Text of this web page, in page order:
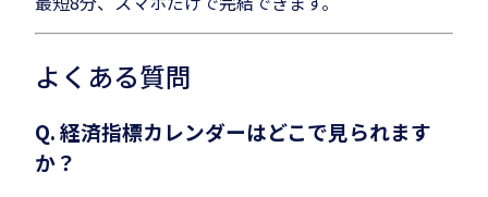
よくある質問
Q. 経済指標カレンダーはどこで見られます
か？